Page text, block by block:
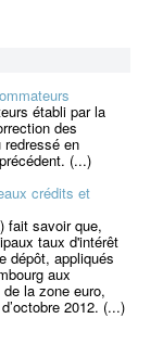
établi par la
des
redressé en
(...)
crédits et
fait savoir que,
taux d'intérêt
dépôt, appliqués
aux
la zone euro,
2012. (...)